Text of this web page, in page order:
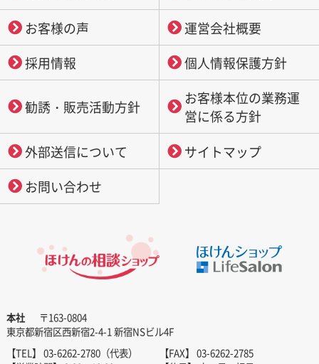
お客様の声
運営会社概要
採用情報
個人情報保護方針
勧誘・販売活動方針
お客様本位の業務運
営に係る方針
外部送信について
サイトマップ
お問い合わせ
本社
〒163-0804
東京都新宿区西新宿2-4-1 新宿NSビル4F
【TEL】 03-6262-2780（代表）
【FAX】 03-6262-2785